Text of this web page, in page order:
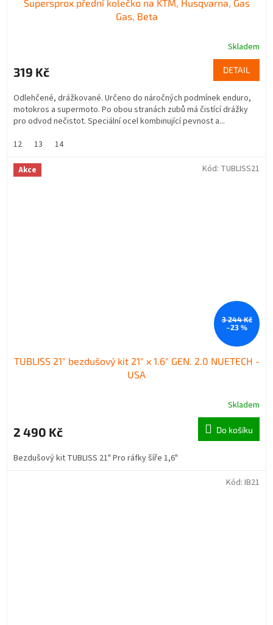
Supersprox přední kolečko na KTM, Husqvarna, Gas
Gas, Beta
Skladem
319 Kč DETAIL
Odlehčené, drážkované. Určeno do náročných podmínek enduro,
motokros a supermoto. Po obou stranách zubů má čistící drážky
pro odvod nečistot. Speciální ocel kombinující pevnost a...
12
13 14
Akce
3 244 Kč
–23 %
TUBLISS 21" bezdušový kit 21" x 1.6" GEN. 2.0 NUETECH -
USA
Skladem
2 490 Kč Do košíku
Bezdušový kit TUBLISS 21" Pro ráfky šíře 1,6"
Kód: TUBLISS21
Kód: IB21